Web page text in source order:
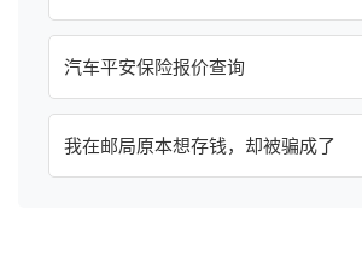
汽车平安保险报价查询
我在邮局原本想存钱，却被骗成了